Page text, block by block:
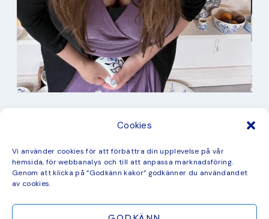
Cookies
Vi använder cookies för att förbättra din upplevelse på vår
hemsida, för webbanalys och till att anpassa marknadsföring.
Genom att klicka på ”Godkänn kakor” godkänner du användandet
av cookies.
Kurser
Måleri
mina favorit recept
Mönster